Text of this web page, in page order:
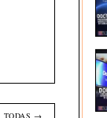
TODAS →